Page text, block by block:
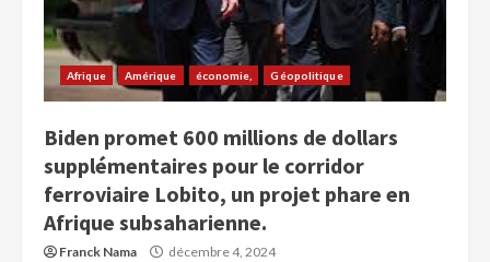
Afrique Amérique économie, Géopolitique
Biden promet 600 millions de dollars
supplémentaires pour le corridor
ferroviaire Lobito, un projet phare en
Afrique subsaharienne.
Franck Nama décembre 4, 2024